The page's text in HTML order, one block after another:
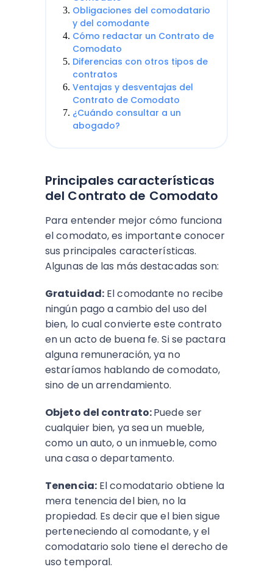
Obligaciones del comodatario
y del comodante
Cómo redactar un Contrato de
Comodato
Diferencias con otros tipos de
contratos
Ventajas y desventajas del
Contrato de Comodato
¿Cuándo consultar a un
abogado?
Principales características
del Contrato de Comodato
Para entender mejor cómo funciona
el comodato, es importante conocer
sus principales características.
Algunas de las más destacadas son:
Gratuidad: El comodante no recibe
ningún pago a cambio del uso del
bien, lo cual convierte este contrato
en un acto de buena fe. Si se pactara
alguna remuneración, ya no
estaríamos hablando de comodato,
sino de un arrendamiento.
Objeto del contrato:Puede ser
cualquier bien, ya sea un mueble,
como un auto, o un inmueble, como
una casa o departamento.
Tenencia:El comodatario obtiene la
mera tenencia del bien, no la
propiedad. Es decir que el bien sigue
perteneciendo al comodante, y el
comodatario solo tiene el derecho de
uso temporal.